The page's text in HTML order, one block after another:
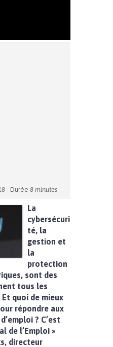
- Durée 8 minutes
La
cybersécuri
té, la
gestion et
la
protection
sont des
tous les
quoi de mieux
répondre aux
? C’est
de l’Emploi »
directeur